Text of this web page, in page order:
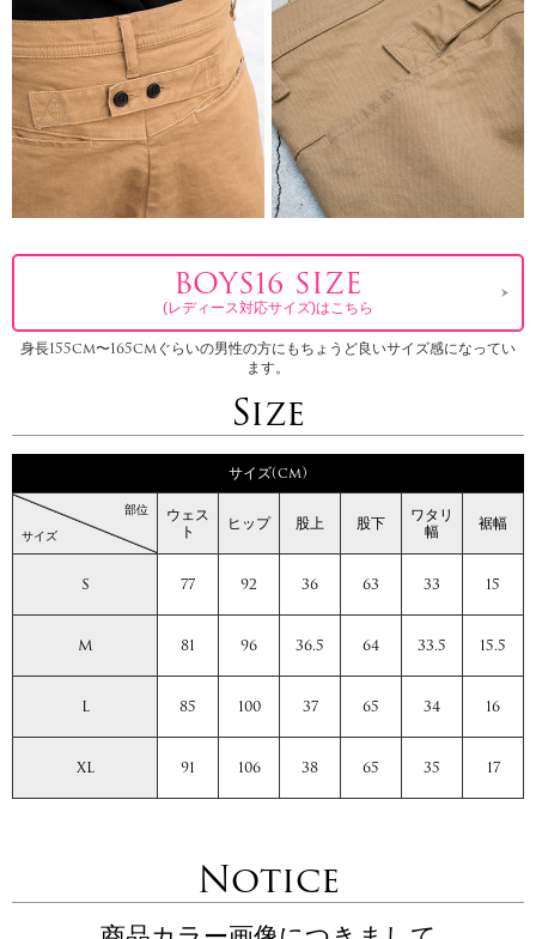
BOYS16 SIZE
(レディース対応サイズ)はこちら
身長155cm〜165cmぐらいの男性の方にもちょうど良いサイズ感になってい
ます。
Size
サイズ(cm)
サイズ
部位 ウェス
ト ヒップ 股上 股下 ワタリ
幅 裾幅
S 77 92 36 63 33 15
M 81 96 36.5 64 33.5 15.5
L 85 100 37 65 34 16
XL 91 106 38 65 35 17
Notice